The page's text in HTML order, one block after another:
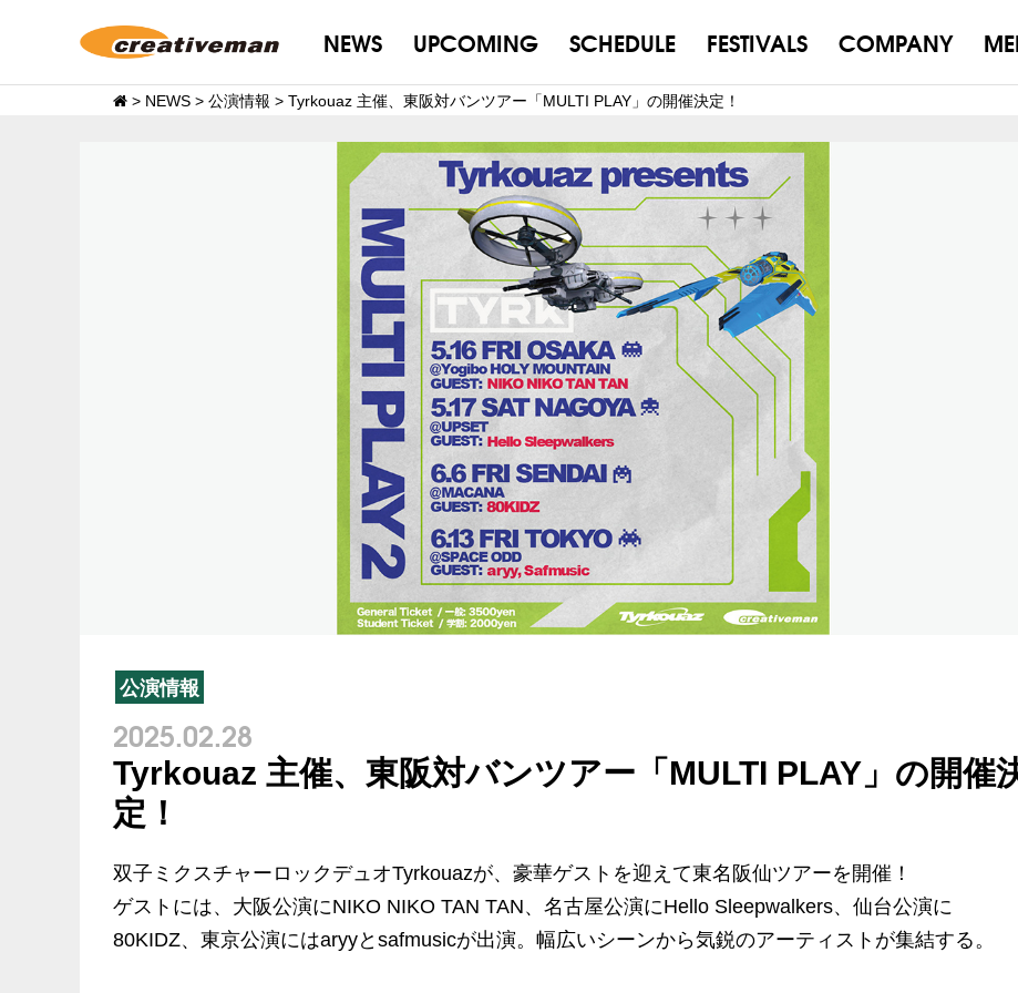
NEWS UPCOMING SCHEDULE FESTIVALS COMPANY
> NEWS > 公演情報 > Tyrkouaz 主催、東阪対バンツアー「MULTI PLAY」の開催決定！
公演情報
2025.02.28
Tyrkouaz 主催、東阪対バンツアー「MULTI PLAY」の開催
定！
双子ミクスチャーロックデュオTyrkouazが、豪華ゲストを迎えて東名阪仙ツアーを開催！
ゲストには、大阪公演にNIKO NIKO TAN TAN、名古屋公演にHello Sleepwalkers、仙台公演に
80KIDZ、東京公演にはaryyとsafmusicが出演。幅広いシーンから気鋭のアーティストが集結する。